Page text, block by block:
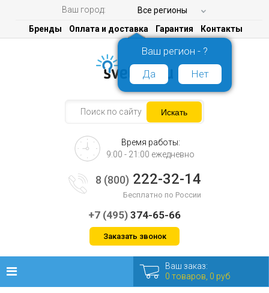
Ваш город: Все регионы
Ваш регион - ?
Да
Нет
Бренды Оплата и доставка Гарантия Контакты
Время работы:
9:00 - 21:00 ежедневно
8 (800) 222-32-14
Бесплатно по России
+7 (495) 374-65-66
Заказать звонок
Ваш заказ:
0 товаров, 0 руб